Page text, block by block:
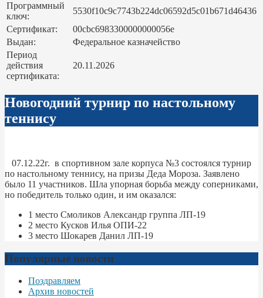
Программный
ключ:
5530f10c9c7743b224dc06592d5c01b671d46436
Сертификат:
00cbc6983300000000056e
Выдан:
Федеральное казначейство
Период
действия
сертификата:
20.11.2026
Новогодний турнир по настольному
теннису
07.12.22г. в спортивном зале корпуса №3 состоялся турнир
по настольному теннису, на призы Деда Мороза. Заявлено
было 11 участников. Шла упорная борьба между соперниками,
но победитель только один, и им оказался:
1 место Смоликов Александр группа ЛП-19
2 место Кусков Илья ОПИ-22
3 место Шокарев Данил ЛП-19
Популярные новости
Поздравляем
Архив новостей